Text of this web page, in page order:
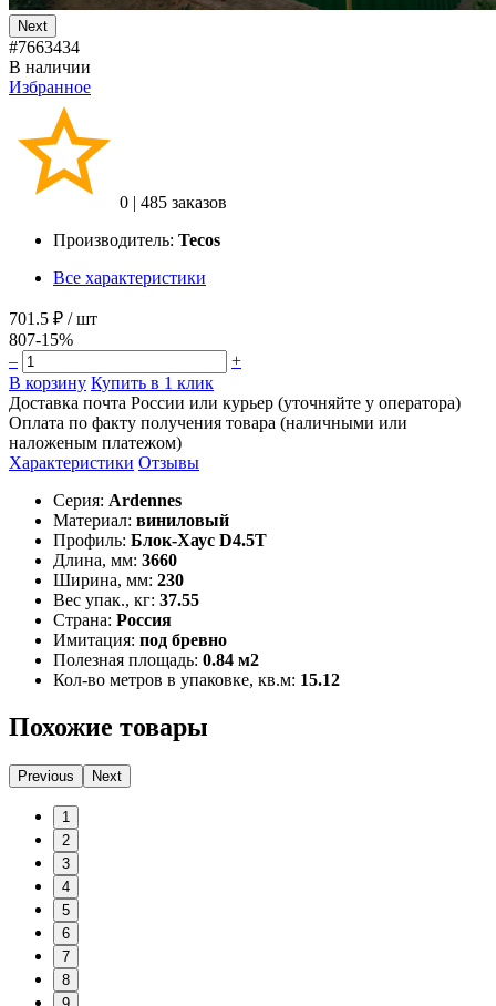
Next
#7663434
В наличии
Избранное
0 | 485 заказов
Производитель: Tecos
Все характеристики
701.5 ₽ / шт
807-15%
–
+
В корзину Купить в 1 клик
Доставка почта России или курьер (уточняйте у оператора)
Оплата по факту получения товара (наличными или
наложеным платежом)
Характеристики Отзывы
Серия: Ardennes
Материал: виниловый
Профиль: Блок-Хаус D4.5T
Длина, мм: 3660
Ширина, мм: 230
Вес упак., кг: 37.55
Страна: Россия
Имитация: под бревно
Полезная площадь: 0.84 м2
Кол-во метров в упаковке, кв.м: 15.12
Похожие товары
Previous Next
1
2
3
4
5
6
7
8